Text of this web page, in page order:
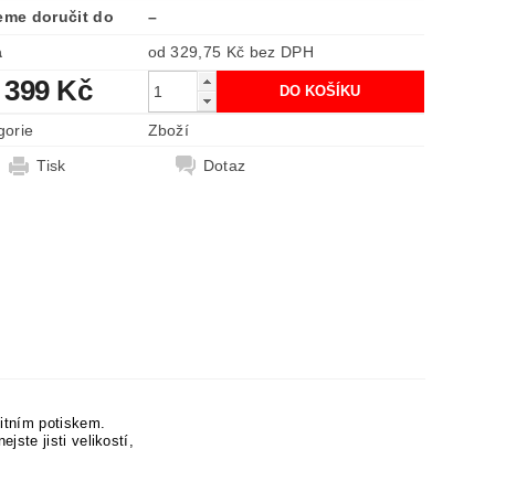
doručit do
–
od 329,75 Kč bez DPH
Kč
Zboží
Tisk
Dotaz
potiskem.
jisti velikostí,